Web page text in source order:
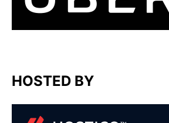
HOSTED BY